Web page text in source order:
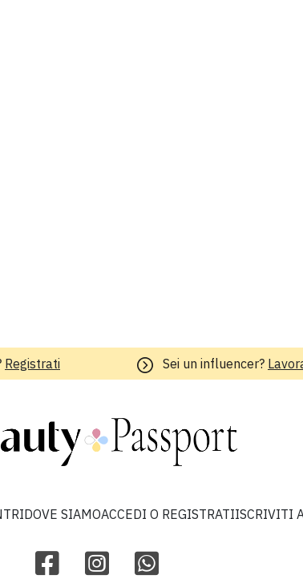
Registrati Sei un influencer?
DOVE SIAMOACCEDI O REGISTRATIISCRIVITI